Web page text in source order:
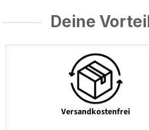
Deine
Versandkostenfrei